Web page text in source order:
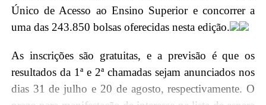
Conselho da Ordem do Mérito Judiciário acreano em
diferentes graus, reconhecendo assim a excelência e
relevância do trabalho do ministro para o Judiciário
brasileiro.
Agenda Ministro
Único de Acesso ao Ensino Superior e concorrer a
uma das 243.850 bolsas oferecidas nesta edição.
As inscrições são gratuitas, e a previsão é que os
resultados da 1ª e 2ª chamadas sejam anunciados nos
dias 31 de julho e 20 de agosto, respectivamente. O